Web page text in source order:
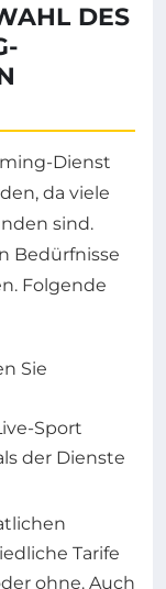
DES
Dienst
da viele
sind.
Bedürfnisse
Folgende
Sie
Sport
der Dienste
Tarife
ohne. Auch